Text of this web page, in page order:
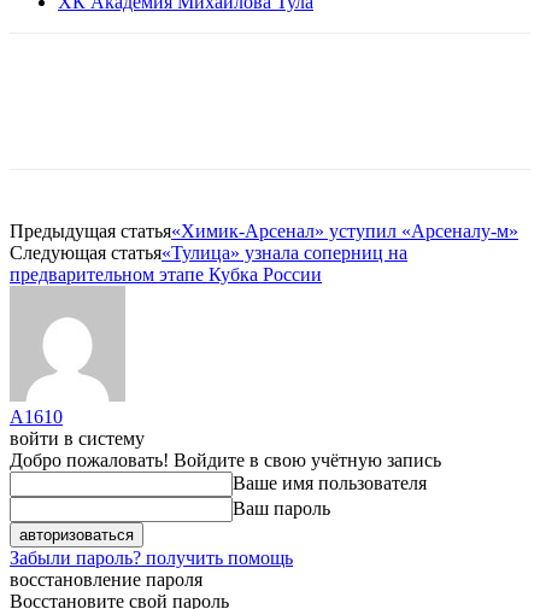
Предыдущая статья«Химик-Арсенал» уступил «Арсеналу-м»
Следующая статья«Тулица» узнала соперниц на
предварительном этапе Кубка России
A1610
войти в систему
Добро пожаловать! Войдите в свою учётную запись
Ваше имя пользователя
Ваш пароль
Забыли пароль? получить помощь
восстановление пароля
Восстановите свой пароль